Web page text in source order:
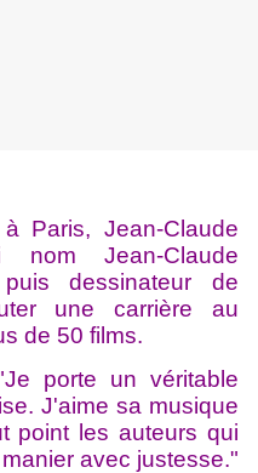
Paris, Jean-Claude
Jean-Claude
dessinateur de
une carrière au
de 50 films.
porte un véritable
J'aime sa musique
point les auteurs qui
avec justesse."